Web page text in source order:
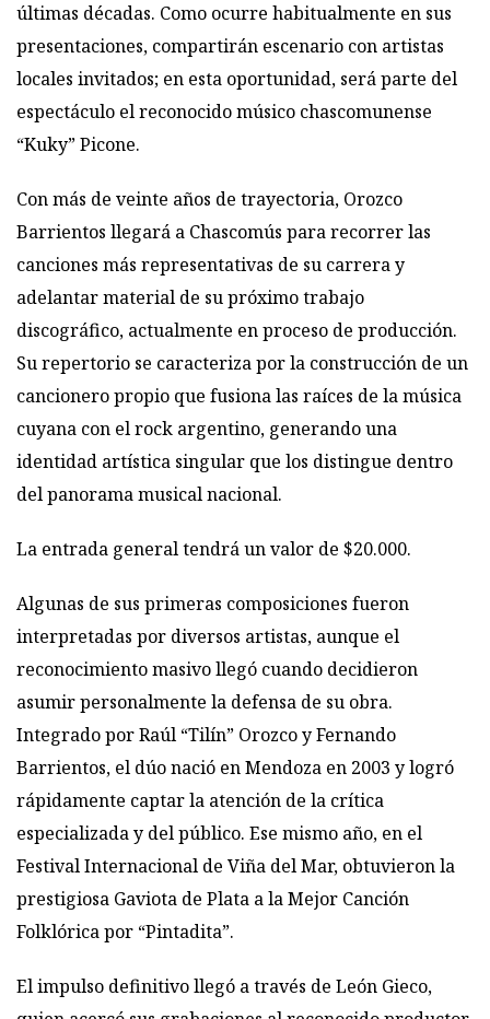
últimas décadas. Como ocurre habitualmente en sus
presentaciones, compartirán escenario con artistas
locales invitados; en esta oportunidad, será parte del
espectáculo el reconocido músico chascomunense
“Kuky” Picone.
Con más de veinte años de trayectoria, Orozco
Barrientos llegará a Chascomús para recorrer las
canciones más representativas de su carrera y
adelantar material de su próximo trabajo
discográfico, actualmente en proceso de producción.
Su repertorio se caracteriza por la construcción de un
cancionero propio que fusiona las raíces de la música
cuyana con el rock argentino, generando una
identidad artística singular que los distingue dentro
del panorama musical nacional.
La entrada general tendrá un valor de $20.000.
Algunas de sus primeras composiciones fueron
interpretadas por diversos artistas, aunque el
reconocimiento masivo llegó cuando decidieron
asumir personalmente la defensa de su obra.
Integrado por Raúl “Tilín” Orozco y Fernando
Barrientos, el dúo nació en Mendoza en 2003 y logró
rápidamente captar la atención de la crítica
especializada y del público. Ese mismo año, en el
Festival Internacional de Viña del Mar, obtuvieron la
prestigiosa Gaviota de Plata a la Mejor Canción
Folklórica por “Pintadita”.
El impulso definitivo llegó a través de León Gieco,